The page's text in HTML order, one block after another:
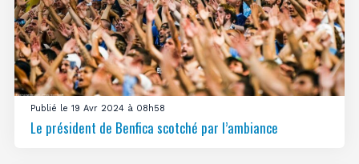
Publié le 19 Avr 2024 à 08h58
Le président de Benfica scotché par l’ambiance